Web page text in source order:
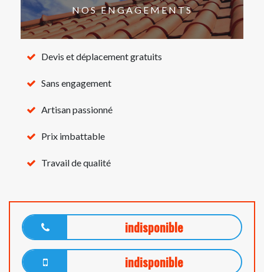
NOS ENGAGEMENTS
Devis et déplacement gratuits
Sans engagement
Artisan passionné
Prix imbattable
Travail de qualité
indisponible
indisponible